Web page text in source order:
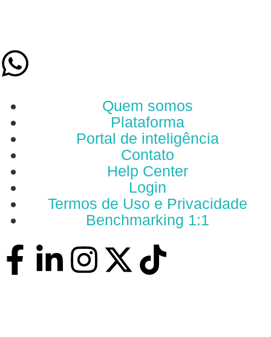
Quem somos
Plataforma
Portal de inteligência
Contato
Help Center
Login
Termos de Uso e Privacidade
Benchmarking 1:1